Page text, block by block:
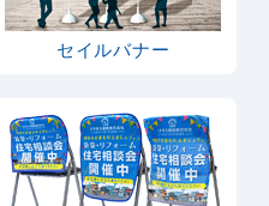
セイルバナー